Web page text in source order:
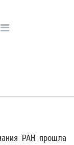
РАН прошла